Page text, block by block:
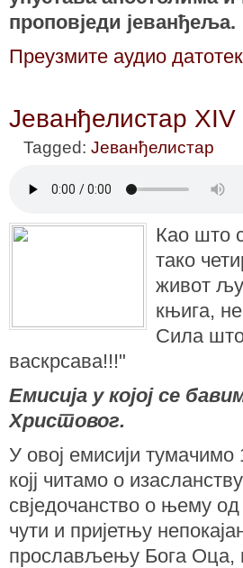
проповједи јеванђеља.
Преузмите аудио
Јеванђелистар XIV
Tagged: Јеванђелистар
Као што
тако
живот
књига,
Сила
васкрсава!!!"
Емисија у којој се
Христовог.
У овој емисији
којј читамо о
свједочанство о њему
чути и пријетњу
прослављењу Бога Оца,